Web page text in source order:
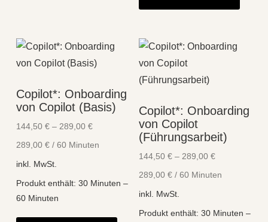
Optionen
können
werden
weist
Copilot*: Onboarding
von Copilot (Basis)
144,50 €– 289,00 €
289,00 €/ 60 Minuten
inkl. MwSt.
Produkt enthält: 30 Minuten –
60 Minuten
Dieses
Copilot*: Onboarding
von Copilot
(Führungsarbeit)
144,50 €– 289,00 €
289,00 €/ 60 Minuten
inkl. MwSt.
Produkt enthält: 30 Minuten –